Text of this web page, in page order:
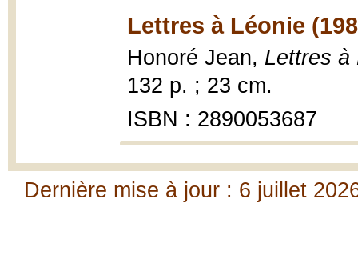
Lettres à Léonie
Honoré Jean, Lettres à
132 p. ; 23 cm.
ISBN : 2890053687
Dernière mise à jour : 6 juillet